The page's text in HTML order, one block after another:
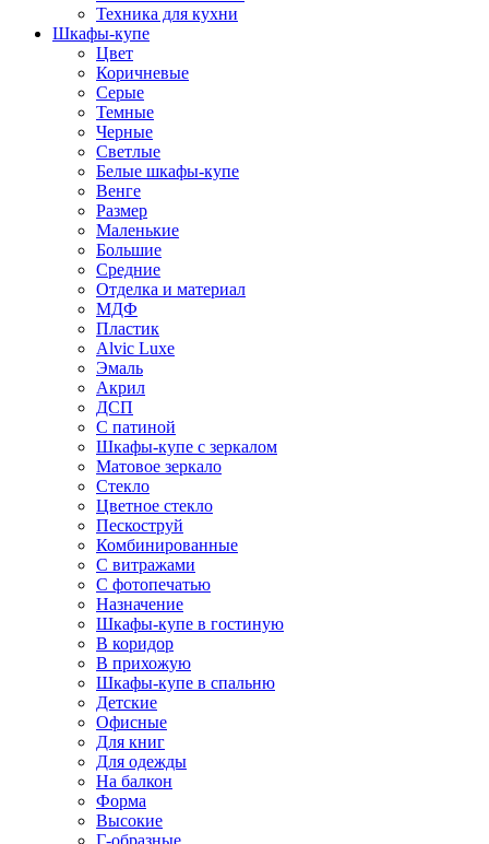
Техника для кухни
Шкафы-купе
Цвет
Коричневые
Серые
Темные
Черные
Светлые
Белые шкафы-купе
Венге
Размер
Маленькие
Большие
Средние
Отделка и материал
МДФ
Пластик
Alvic Luxe
Эмаль
Акрил
ДСП
С патиной
Шкафы-купе с зеркалом
Матовое зеркало
Стекло
Цветное стекло
Пескоструй
Комбинированные
С витражами
С фотопечатью
Назначение
Шкафы-купе в гостиную
В коридор
В прихожую
Шкафы-купе в спальню
Детские
Офисные
Для книг
Для одежды
На балкон
Форма
Высокие
Г-образные